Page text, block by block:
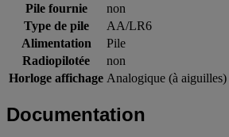
Pile fournie
non
Type de pile
AA/LR6
Alimentation
Pile
Radiopilotée
non
Horloge affichage Analogique (à aiguilles)
Documentation